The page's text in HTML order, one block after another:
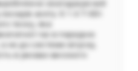
охолоджуючий
азоту. G 1.6 T-GDi
тиску, яка
газ в передню
не до системи впуску,
в умовах високого